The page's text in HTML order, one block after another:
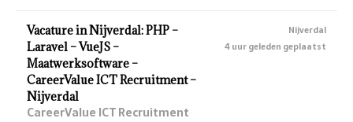
Vacature in Nijverdal: PHP –
Laravel – VueJS –
Maatwerksoftware –
CareerValue ICT Recruitment –
Nijverdal
CareerValue ICT Recruitment
Nijverdal
4 uur geleden geplaatst